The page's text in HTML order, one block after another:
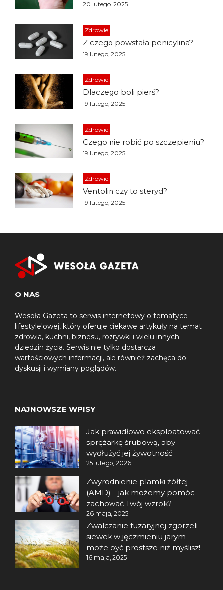
20 lutego, 2025
Zdrowie
Z czego powstała penicylina?
19 lutego, 2025
Zdrowie
Dlaczego boli pierś?
19 lutego, 2025
Zdrowie
Czego nie robić po szczepieniu?
19 lutego, 2025
Zdrowie
Ventolin czy to steryd?
19 lutego, 2025
O NAS
Wesoła Gazeta to serwis internetowy o tematyce
lifestyle'owej, który oferuje ciekawe artykuły na temat
zdrowia, kuchni, biznesu, rozrywki i wielu innych
dziedzin życia. Serwis nie tylko dostarcza
wartościowych informacji, ale również zachęca do
dyskusji i wymiany poglądów.
NAJNOWSZE WPISY
Jak prawidłowo eksploatować
sprężarkę śrubową, aby
wydłużyć jej żywotność
25 lutego, 2026
Zwyrodnienie plamki żółtej
(AMD) – jak możemy pomóc
zachować Twój wzrok?
26 maja, 2025
Zwalczanie fuzaryjnej zgorzeli
siewek w jęczmieniu jarym
może być prostsze niż myślisz!
16 maja, 2025